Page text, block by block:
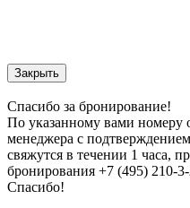
Закрыть
Спасибо за бронирование!
По указанному вами номеру
менеджера с
свяжутся в течении 1 часа,
бронирования +7 (495) 210-
Спасибо!